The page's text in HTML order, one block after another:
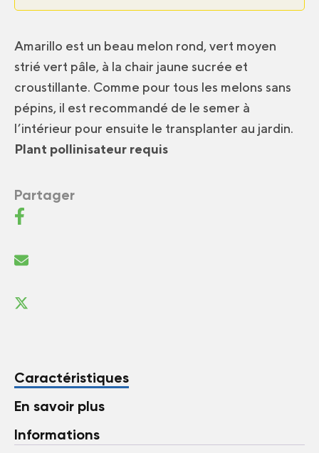
Amarillo est un beau melon rond, vert moyen
strié vert pâle, à la chair jaune sucrée et
croustillante. Comme pour tous les melons sans
pépins, il est recommandé de le semer à
l’intérieur pour ensuite le transplanter au jardin.
Plant pollinisateur requis
Partager
Caractéristiques
En savoir plus
Informations